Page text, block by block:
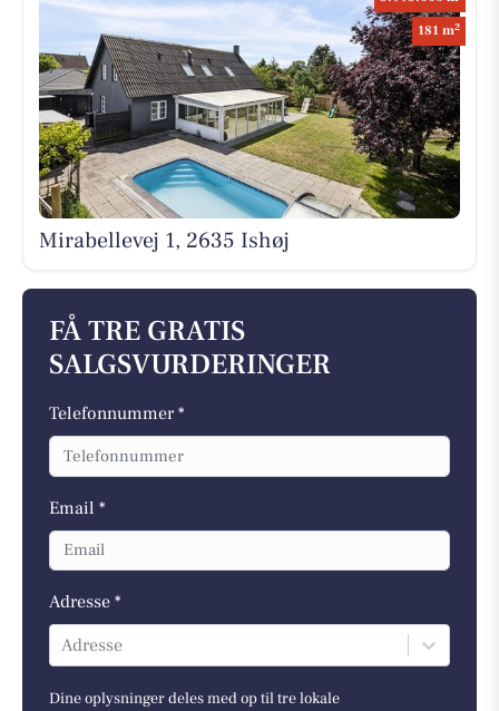
181 m2
Mirabellevej 1, 2635 Ishøj
FÅ TRE GRATIS
SALGSVURDERINGER
Telefonnummer *
Email *
Adresse *
Adresse
Dine oplysninger deles med op til tre lokale